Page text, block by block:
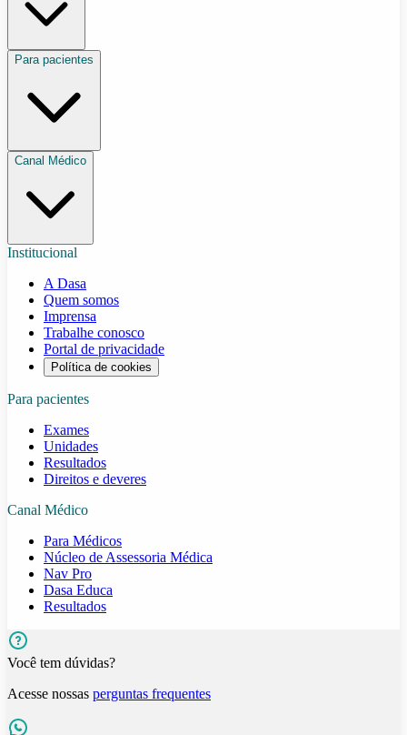
Para pacientes
Canal Médico
Institucional
A Dasa
Quem somos
Imprensa
Trabalhe conosco
Portal de privacidade
Política de cookies
Para pacientes
Exames
Unidades
Resultados
Direitos e deveres
Canal Médico
Para Médicos
Núcleo de Assessoria Médica
Nav Pro
Dasa Educa
Resultados
Você tem dúvidas?
Acesse nossas perguntas frequentes